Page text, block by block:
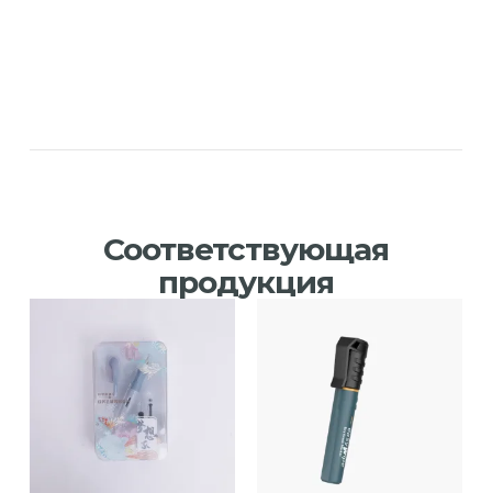
Соответствующая
продукция